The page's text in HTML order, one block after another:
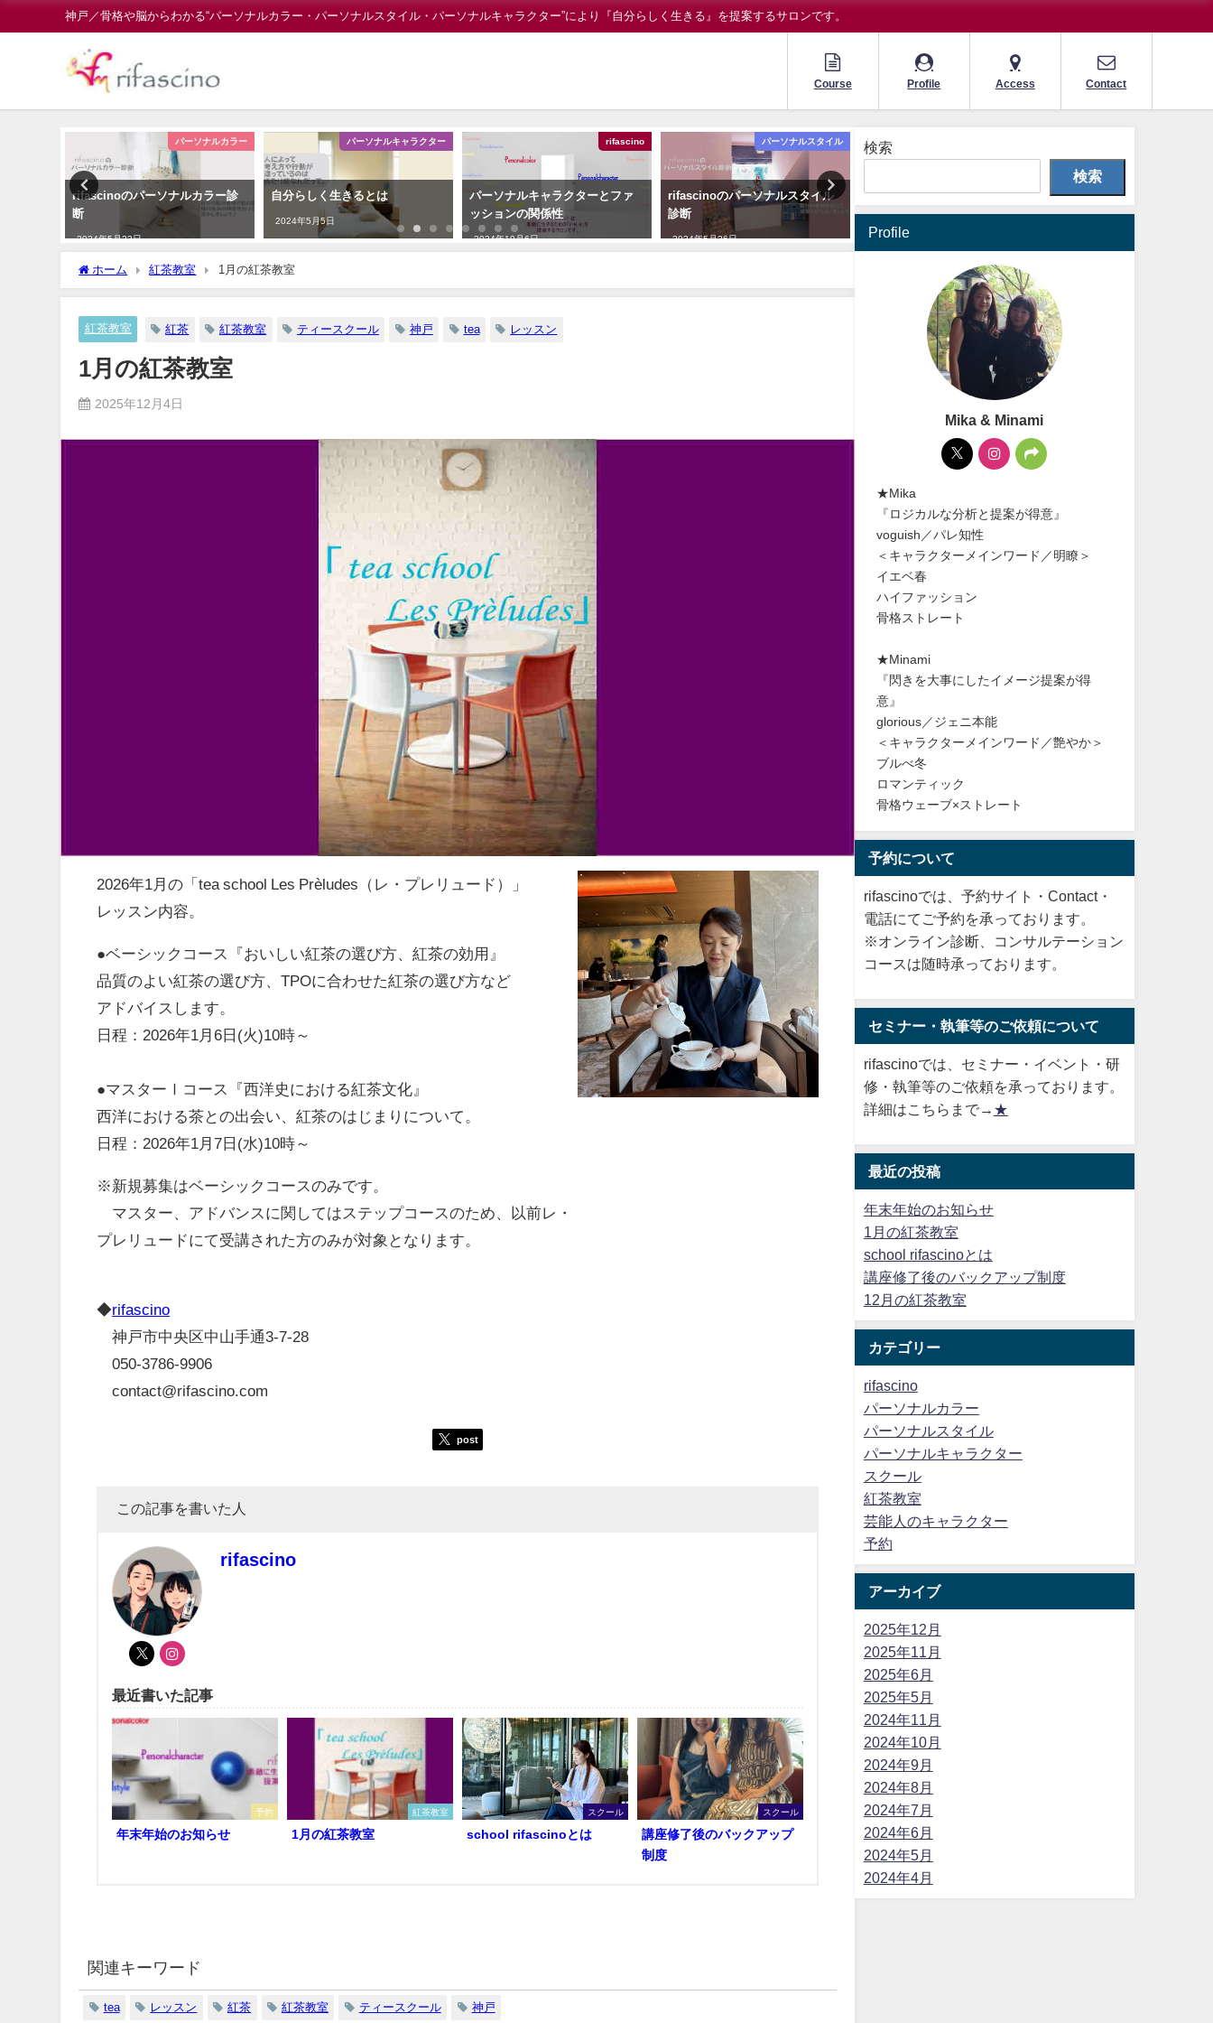
神戸／骨格や脳からわかる“パーソナルカラー・パーソナルスタイル・パーソナルキャラクター”により『自分らしく生きる』を提案するサロンです。
Course Profile Access Contact
パーソナルカラー
rifascinoのパーソナルカラー診
断
2024年5月23日
パーソナルキャラクター
自分らしく生きるとは
2024年5月5日
rifascino
パーソナルキャラクターとファ
ッションの関係性
2024年10月6日
パーソナルスタイル
rifascinoのパーソナルスタイル
診断
2024年5月26日
似合うファッションとは
rifascinoのパーソナルキャ
ター診断
ホーム 紅茶教室 1月の紅茶教室
紅茶教室 紅茶 紅茶教室 ティースクール 神戸 tea レッスン
1月の紅茶教室
2025年12月4日
2026年1月の「tea school Les Prèludes（レ・プレリュード）」
レッスン内容。
●ベーシックコース『おいしい紅茶の選び方、紅茶の効用』
品質のよい紅茶の選び方、TPOに合わせた紅茶の選び方など
アドバイスします。
日程：2026年1月6日(火)10時～
●マスターⅠコース『西洋史における紅茶文化』
西洋における茶との出会い、紅茶のはじまりについて。
日程：2026年1月7日(水)10時～
※新規募集はベーシックコースのみです。
マスター、アドバンスに関してはステップコースのため、以前レ・
プレリュードにて受講された方のみが対象となります。
◆rifascino
神戸市中央区中山手通3-7-28
050-3786-9906
contact@rifascino.com
post
この記事を書いた人
rifascino
最近書いた記事
予約
年末年始のお知らせ
紅茶教室
1月の紅茶教室
スクール
school rifascinoとは
スクール
講座修了後のバックアップ
制度
関連キーワード
tea レッスン 紅茶 紅茶教室 ティースクール 神戸
検索
検索
Profile
Mika & Minami
★Mika
『ロジカルな分析と提案が得意』
voguish／パレ知性
＜キャラクターメインワード／明瞭＞
イエベ春
ハイファッション
骨格ストレート
★Minami
『閃きを大事にしたイメージ提案が得
意』
glorious／ジェニ本能
＜キャラクターメインワード／艶やか＞
ブルべ冬
ロマンティック
骨格ウェーブ×ストレート
予約について
rifascinoでは、予約サイト・Contact・
電話にてご予約を承っております。
※オンライン診断、コンサルテーション
コースは随時承っております。
セミナー・執筆等のご依頼について
rifascinoでは、セミナー・イベント・研
修・執筆等のご依頼を承っております。
詳細はこちらまで→ ★
最近の投稿
年末年始のお知らせ
1月の紅茶教室
school rifascinoとは
講座修了後のバックアップ制度
12月の紅茶教室
カテゴリー
rifascino
パーソナルカラー
パーソナルスタイル
パーソナルキャラクター
スクール
紅茶教室
芸能人のキャラクター
予約
アーカイブ
2025年12月
2025年11月
2025年6月
2025年5月
2024年11月
2024年10月
2024年9月
2024年8月
2024年7月
2024年6月
2024年5月
2024年4月